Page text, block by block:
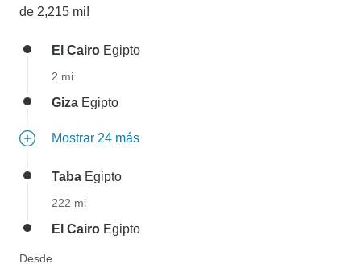
de 2,215 mi!
El Cairo Egipto
2 mi
Giza Egipto
Mostrar 24 más
Taba Egipto
222 mi
El Cairo Egipto
Desde